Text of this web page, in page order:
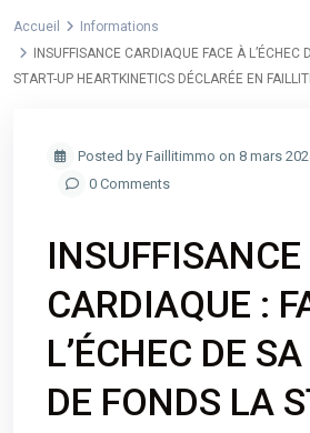
Accueil
Informations
INSUFFISANCE CARDIAQUE FACE À L’ÉCHEC
START-UP HEARTKINETICS DÉCLARÉE EN
Posted by Faillitimmo on 8 mars
0 Comments
INSUFFISANCE
CARDIAQUE :
L’ÉCHEC DE
DE FONDS LA